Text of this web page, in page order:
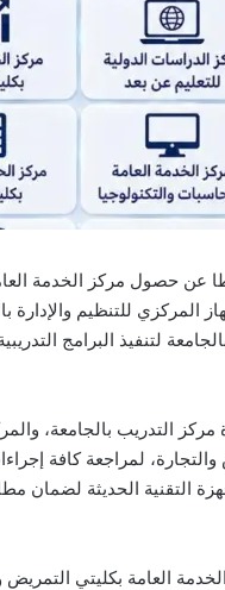
حصول مركز الخدمة
لتنفيذ البرامج
مركز التدريب بالجامعة،
لمراجعة كافة
التقنية الحديثة لضمان
العامة بكليتي التمريض